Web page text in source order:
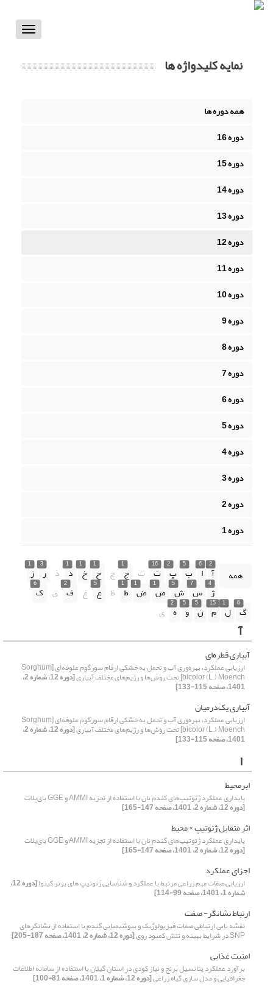
Toggle
نمایه کلیدواژه ها
همه دوره ها
دوره 16
دوره 15
دوره 14
دوره 13
دوره 12
دوره 11
دوره 10
دوره 9
دوره 8
دوره 7
دوره 6
دوره 5
دوره 4
دوره 3
دوره 2
دوره 1
همه
2
آ
6
ا
5
ب
2
پ
16
ت ث
1
ج چ
1
ح
1
خ
1
د ذ
3
ر
1
ز
4
ژ
7
س
5
ش
1
ص
1
ض
1
ط ظ
5
ع غ
2
ف ق
6
ک
6
گ
1
ل
15
م
5
ن
5
و
2
ه ی
آ
آبیاری قطره‌ای
ارزیابی عملکرد، بهره‌وری آب و تحمل به خشکی ارقام سورگوم علوفه‌ای [Sorghum
bicolor (L.) Moench] تحت روش‌ها و رژیم‌های مختلف آبیاری [دوره 12، شماره 2،
1401، صفحه 115-133]
آبیاری یک‌درمیان
ارزیابی عملکرد، بهره‌وری آب و تحمل به خشکی ارقام سورگوم علوفه‌ای [Sorghum
bicolor (L.) Moench] تحت روش‌ها و رژیم‌های مختلف آبیاری [دوره 12، شماره 2،
1401، صفحه 115-133]
ا
ابرمحیط
پایداری عملکرد ژنوتیپ‌های گندم نان با استفاده از تجزیه AMMI و GGE بای‌پلات
[دوره 12، شماره 2، 1401، صفحه 147-165]
اثر متقابل ژنوتیپ × محیط
پایداری عملکرد ژنوتیپ‌های گندم نان با استفاده از تجزیه AMMI و GGE بای‌پلات
[دوره 12، شماره 2، 1401، صفحه 147-165]
اجزای عملکرد
ارزیابی صفات مهم زراعی مرتبط با عملکرد و شناسایی ژنوتیپ های برتر کینوا [دوره 12،
شماره 1، 1401، صفحه 99-114]
ارتباط نشانگر- صفت
نقشه یابی ارتباطی صفات فیزیولوژیک و بیوشیمیایی گندم با استفاده از نشانگرهای
SNP در شرایط بهینه و تنش کمبود روی [دوره 12، شماره 2، 1401، صفحه 187-205]
امنیت غذایی
برآورد عملکرد پتانسیل برنج و نیاز کودی در استان گیلان با استفاده از سامانه اطلاعات
جغرافیایی و مدل سازی گیاه زراعی[دوره 12، شماره 1، 1401، صفحه 81-100]